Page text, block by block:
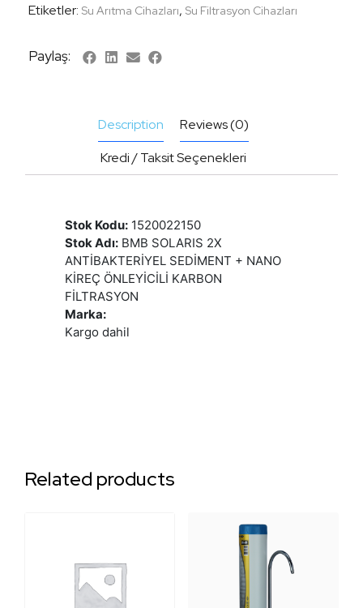
Etiketler: Su Arıtma Cihazları, Su Filtrasyon Cihazları
Paylaş:
Description
Reviews (0)
Kredi / Taksit Seçenekleri
Stok Kodu: 1520022150
Stok Adı: BMB SOLARIS 2X
ANTİBAKTERİYEL SEDİMENT + NANO
KİREÇ ÖNLEYİCİLİ KARBON
FİLTRASYON
Marka:
Kargo dahil
Related products